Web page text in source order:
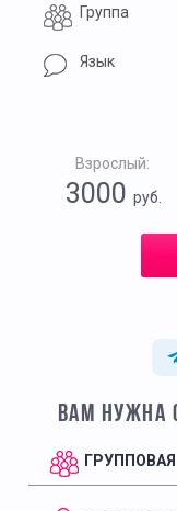
Группа
Язык
Взрослый:
3000 руб.
ВАМ НУЖНА
ГРУППОВАЯ